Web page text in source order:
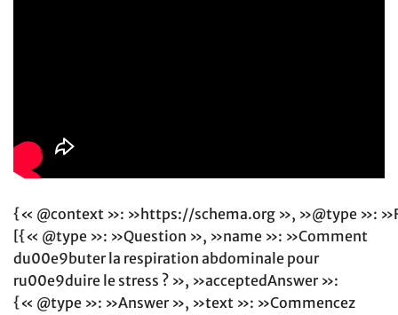
{« @context »: »https://schema.org », »@type »:
[{« @type »: »Question », »name »: »Comment
du00e9buter la respiration abdominale pour
ru00e9duire le stress ? », »acceptedAnswer »:
{« @type »: »Answer », »text »: »Commencez